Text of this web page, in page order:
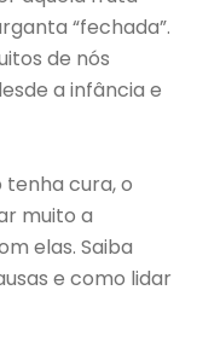
“fechada”.
de nós
a infância e
tenha cura, o
muito a
elas. Saiba
e como lidar